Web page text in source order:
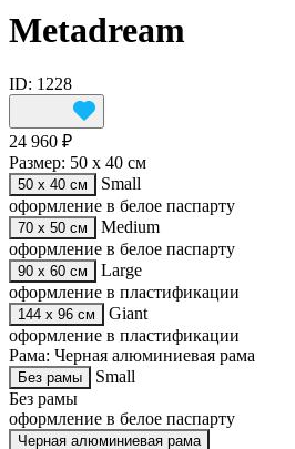
Metadream
ID: 1228
24 960 ₽
Размер: 50 х 40 см
50 х 40 см
Small
оформление в белое паспарту
70 х 50 см
Medium
оформление в белое паспарту
90 х 60 см
Large
оформление в пластификации
144 х 96 см
Giant
оформление в пластификации
Рама: Черная алюминиевая рама
Без рамы
Small
Без рамы
оформление в белое паспарту
Черная алюминиевая рама